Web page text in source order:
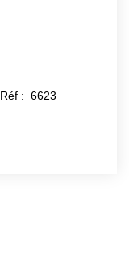
Réf : 6623